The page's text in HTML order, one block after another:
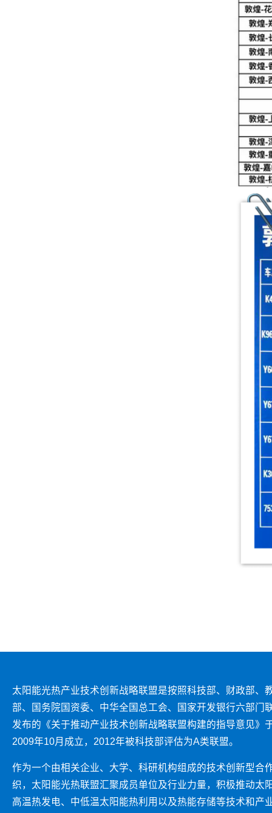
太阳能光热产业技术创新战略联盟是按照科技部、财政部、
部、国务院国资委、中华全国总工会、国家开发银行六部门
发布的《关于推动产业技术创新战略联盟构建的指导意见》
2009年10月成立，2012年被科技部评估为A类联盟。
作为一个由相关企业、大学、科研机构组成的技术创新型合
织，太阳能光热联盟汇聚成员单位及行业力量，积极推动太
高温热发电、中低温太阳能热利用以及热能存储等技术和产